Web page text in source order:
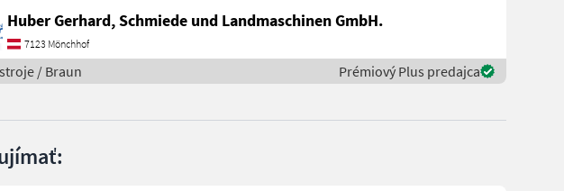
Huber Gerhard, Schmiede und Landmaschinen GmbH.
7123 Mönchhof
/ Braun Prémiový Plus predajca